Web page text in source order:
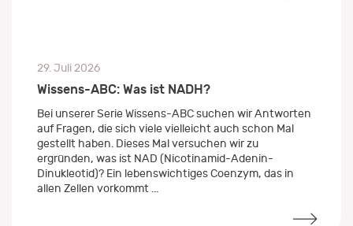
29. Juli 2026
Wissens-ABC: Was ist NADH?
Bei unserer Serie Wissens-ABC suchen wir Antworten
auf Fragen, die sich viele vielleicht auch schon Mal
gestellt haben. Dieses Mal versuchen wir zu
ergründen, was ist NAD (Nicotinamid-Adenin-
Dinukleotid)? Ein lebenswichtiges Coenzym, das in
allen Zellen vorkommt ...